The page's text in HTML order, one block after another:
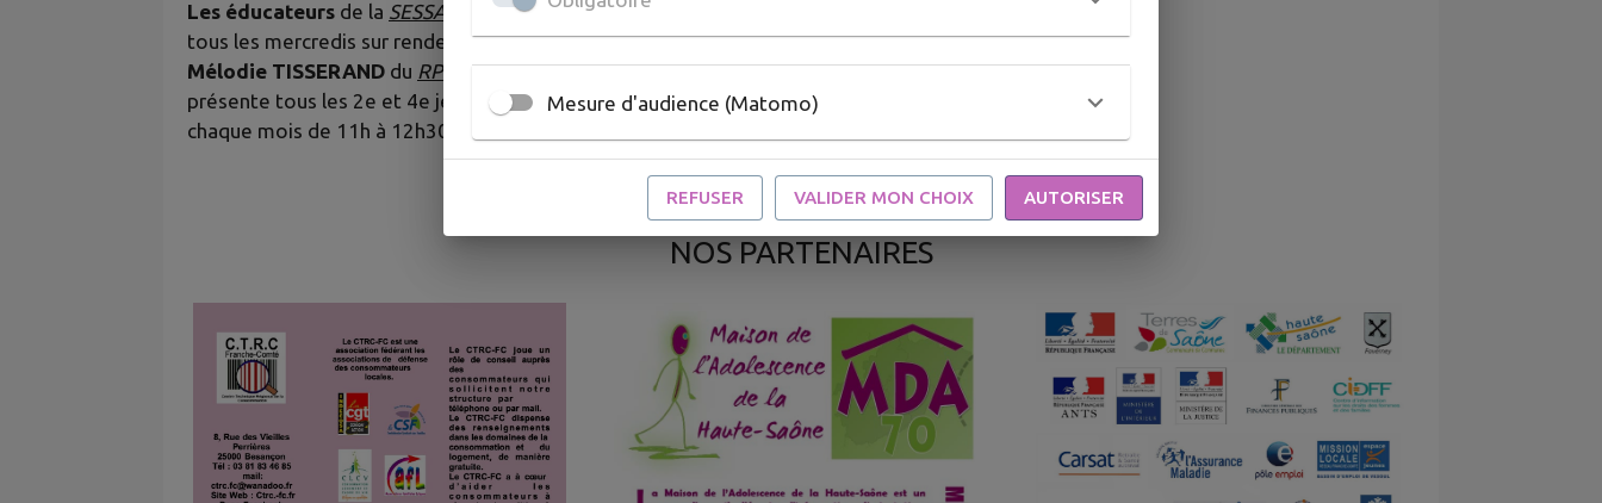
Les éducateurs de la SESSAD
viennent
tous les mercredis sur rendez-vous.
Mélodie TISSERAND du RPE
est
présente tous les 2e et 4e jeudis de
chaque mois de 11h à 12h30.
Et aussi un accès à des postes
agréable et convivial.
NOS PARTENAIRES
Mesure d'audience (Matomo)
REFUSER VALIDER MON CHOIX AUTORISER